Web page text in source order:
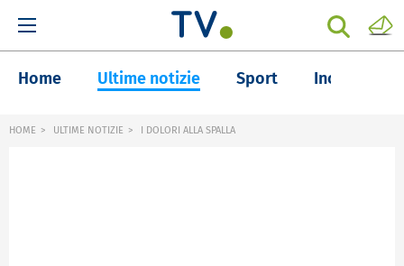
Home Ultime notizie Sport Inchieste
HOME ULTIME NOTIZIE I DOLORI ALLA SPALLA